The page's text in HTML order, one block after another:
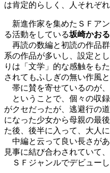
は肯定的らしく、人それぞ
新進作家を集めたＳＦア
る活動をしている坂崎かお
再読の数編と初読の作品
系の作品が多いし、設定と
りは「文学」的な感触をも
されてもふしぎの無い作風と
帯に賛を寄せているのが、
ということで、個々の収
がクセだったが、逃避行の
になった少女から母親の最
た後、後半に入って、大人
中編と云って良い長さが
見事に結び合わされていて
ＳＦジャンルでデビューし